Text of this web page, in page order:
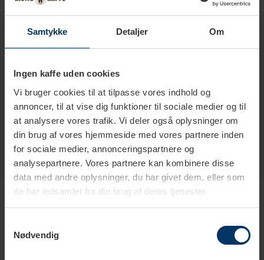
Samtykke Detaljer Om
Ingen kaffe uden cookies
Vi bruger cookies til at tilpasse vores indhold og
annoncer, til at vise dig funktioner til sociale medier og til
at analysere vores trafik. Vi deler også oplysninger om
din brug af vores hjemmeside med vores partnere inden
for sociale medier, annonceringspartnere og
analysepartnere. Vores partnere kan kombinere disse
data med andre oplysninger, du har givet dem, eller som
de har indsamlet fra din brug af deres tjenester.
Nødvendig
Kapacitet 1 L
Materiale Stentøj
Produkter i samme kategori